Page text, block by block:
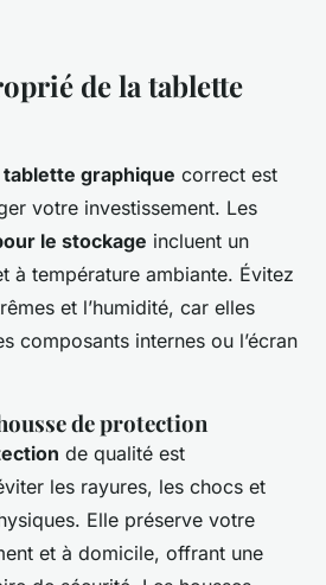
de la tablette
graphique correct est
votre investissement. Les
le stockage incluent un
à température ambiante. Évitez
et l’humidité, car elles
composants internes ou l’écran
de protection
de qualité est
les rayures, les chocs et
Elle préserve votre
et à domicile, offrant une